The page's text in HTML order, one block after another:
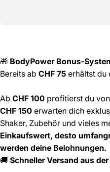
🎁 BodyPower Bonus-
Bereits ab CHF 75 erhältst du
Ab CHF 100 profitierst du
CHF 150 erwarten dich
Shaker, Zubehör und vieles
Einkaufswert, desto
werden deine Belohnungen.
🚚 Schneller Versand aus